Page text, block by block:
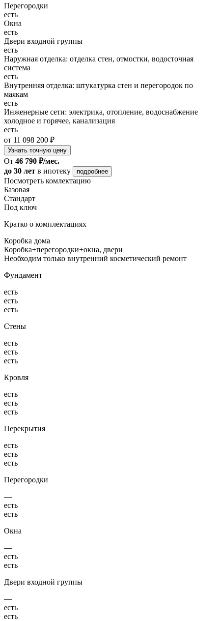
Перегородки
есть
Окна
есть
Двери входной группы
есть
Наружная отделка: отделка стен, отмостки, водосточная
система
есть
Внутренняя отделка: штукатурка стен и перегородок по
маякам
есть
Инженерные сети: электрика, отопление, водоснабжение
холодное и горячее, канализация
есть
от 11 098 200 ₽
Узнать точную цену
От 46 790 ₽/мес.
до 30 лет в ипотеку подробнее
Посмотреть комлектацию
Базовая
Стандарт
Под ключ
Кратко о комплектациях
Коробка дома
Коробка+перегородки+окна, двери
Необходим только внутренний косметический ремонт
Фундамент
есть
есть
есть
Стены
есть
есть
есть
Кровля
есть
есть
есть
Перекрытия
есть
есть
есть
Перегородки
—
есть
есть
Окна
—
есть
есть
Двери входной группы
—
есть
есть